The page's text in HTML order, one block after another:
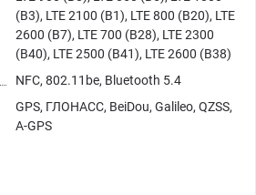
(B3), LTE 2100 (B1), LTE 800 (B20), LTE
2600 (B7), LTE 700 (B28), LTE 2300
(B40), LTE 2500 (B41), LTE 2600 (B38)
NFC, 802.11be, Bluetooth 5.4
GPS, ГЛОНАСС, BeiDou, Galileo, QZSS,
A-GPS